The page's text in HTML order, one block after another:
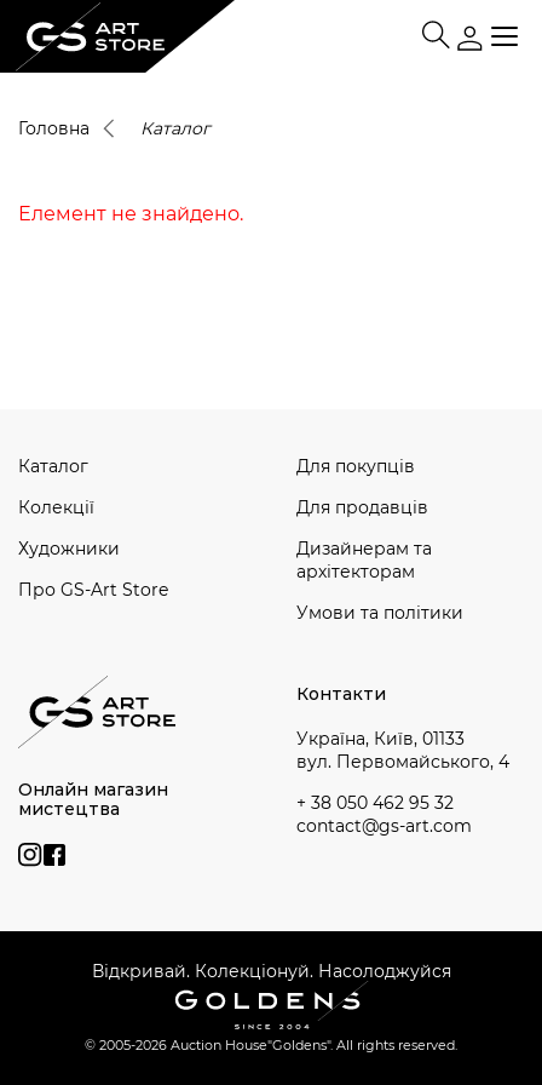
Головна Каталог
Елемент не знайдено.
Онлайн магазин
мистецтва
Контакти
Україна, Київ, 01133
вул. Первомайського, 4
+ 38 050 462 95 32
contact@gs-art.com
Каталог
Колекції
Художники
Про GS-Art Store
Для покупців
Для продавців
Дизайнерам та
архітекторам
Умови та політики
© 2005-2026 Auction House"Goldens". All rights reserved.
Відкривай. Колекціонуй. Насолоджуйся